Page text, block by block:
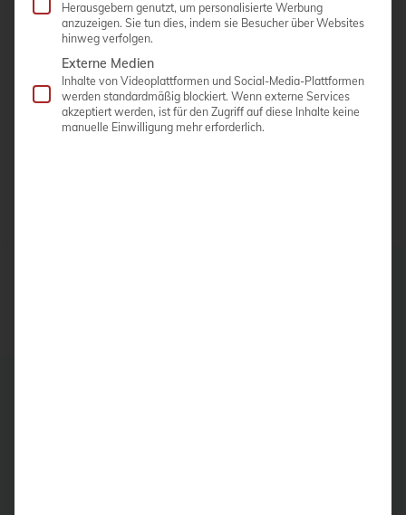
Defibrillationsimpuls, patentiert)
Einfache Bedienung
Kurze Ladezeit
ANGEBOT ANFORDERN
Herausgebern genutzt, um personalisierte Werbung
anzuzeigen. Sie tun dies, indem sie Besucher über Websites
hinweg verfolgen.
Externe Medien
Inhalte von Videoplattformen und Social-Media-Plattformen
werden standardmäßig blockiert. Wenn externe Services
akzeptiert werden, ist für den Zugriff auf diese Inhalte keine
manuelle Einwilligung mehr erforderlich.